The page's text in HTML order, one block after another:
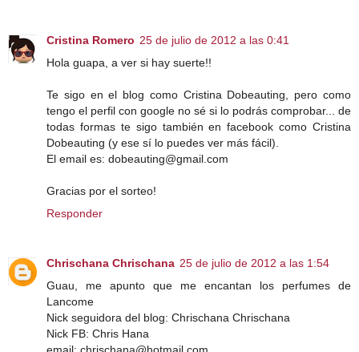
Cristina Romero 25 de julio de 2012 a las 0:41
Hola guapa, a ver si hay suerte!!
Te sigo en el blog como Cristina Dobeauting, pero como
tengo el perfil con google no sé si lo podrás comprobar... de
todas formas te sigo también en facebook como Cristina
Dobeauting (y ese sí lo puedes ver más fácil).
El email es: dobeauting@gmail.com
Gracias por el sorteo!
Responder
Chrischana Chrischana 25 de julio de 2012 a las 1:54
Guau, me apunto que me encantan los perfumes de
Lancome
Nick seguidora del blog: Chrischana Chrischana
Nick FB: Chris Hana